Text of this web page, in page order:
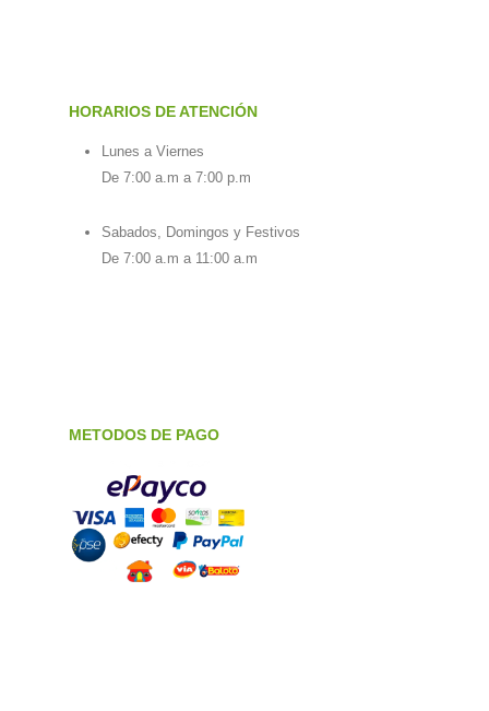
HORARIOS DE ATENCIÓN
Lunes a Viernes
De 7:00 a.m a 7:00 p.m
Sabados, Domingos y Festivos
De 7:00 a.m a 11:00 a.m
METODOS DE PAGO